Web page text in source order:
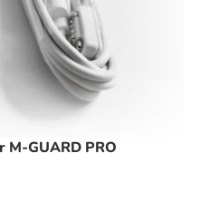
M-GUARD PRO